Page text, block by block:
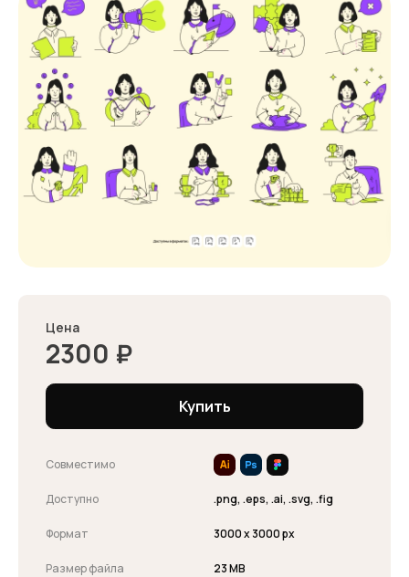
Цена
2300 ₽
Купить
Совместимо
Доступно .png, .eps, .ai, .svg, .fig
Формат 3000 x 3000 px
Размер файла 23 MB